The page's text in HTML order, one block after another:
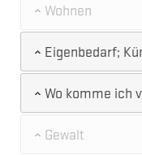
Wohnen
Eigenbedarf;
Wo komme ich
Gewalt